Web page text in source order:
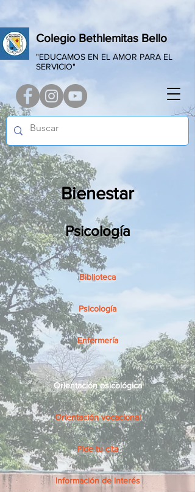
Colegio Bethlemitas Bello
"EDUCAMOS EN EL AMOR PARA EL
SERVICIO"
Bienestar
Psicología
Biblioteca
Psicología
Enfermería
Orientación psicológica
Orientación vocacional
Pide tu cita
Información de interés